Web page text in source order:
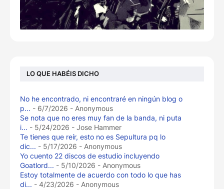
LO QUE HABÉIS DICHO
No he encontrado, ni encontraré en ningún blog o
p... - 6/7/2026 - Anonymous
Se nota que no eres muy fan de la banda, ni puta
i... - 5/24/2026 - Jose Hammer
Te tienes que reír, esto no es Sepultura pq lo
dic... - 5/17/2026 - Anonymous
Yo cuento 22 discos de estudio incluyendo
Goatlord... - 5/10/2026 - Anonymous
Estoy totalmente de acuerdo con todo lo que has
di... - 4/23/2026 - Anonymous